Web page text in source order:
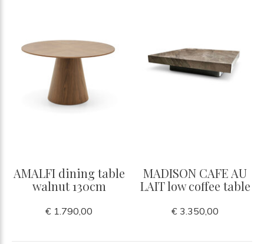
AMALFI dining table
walnut 130cm
€ 1.790,00
MADISON CAFE AU
LAIT low coffee table
€ 3.350,00